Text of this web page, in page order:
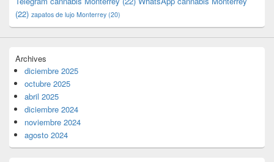
(22) zapatos de lujo Monterrey (20)
Archives
diciembre 2025
octubre 2025
abril 2025
diciembre 2024
noviembre 2024
agosto 2024